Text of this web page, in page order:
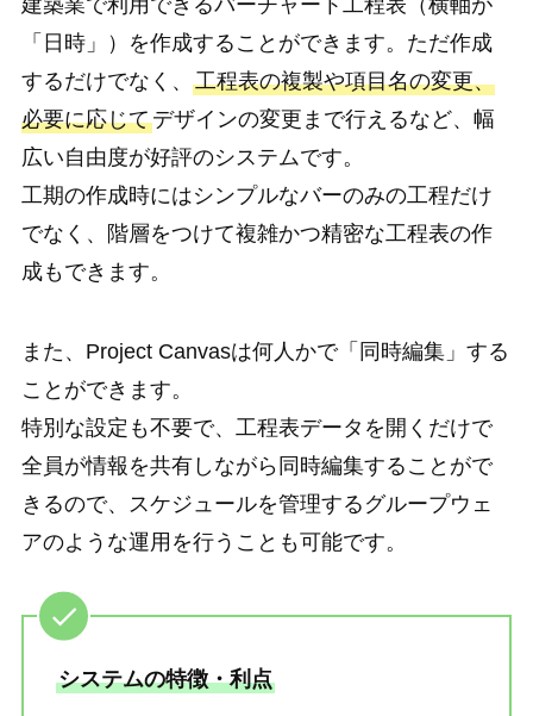
「日時」）を作成することができます。ただ作成
するだけでなく、 工程表の複製や項目名の変更、
必要に応じてデザインの変更まで行えるなど、幅
広い自由度が好評のシステムです。
工期の作成時にはシンプルなバーのみの工程だけ
でなく、階層をつけて複雑かつ精密な工程表の作
成もできます。
また、Project Canvasは何人かで「同時編集」する
ことができます。
特別な設定も不要で、工程表データを開くだけで
全員が情報を共有しながら同時編集することがで
きるので、スケジュールを管理するグループウェ
アのような運用を行うことも可能です。
システムの特徴・利点